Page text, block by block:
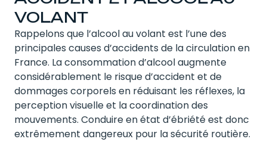
VOLANT
Rappelons que l’alcool au volant est l’une des
principales causes d’accidents de la circulation en
France. La consommation d’alcool augmente
considérablement le risque d’accident et de
dommages corporels en réduisant les réflexes, la
perception visuelle et la coordination des
mouvements. Conduire en état d’ébriété est donc
extrêmement dangereux pour la sécurité routière.